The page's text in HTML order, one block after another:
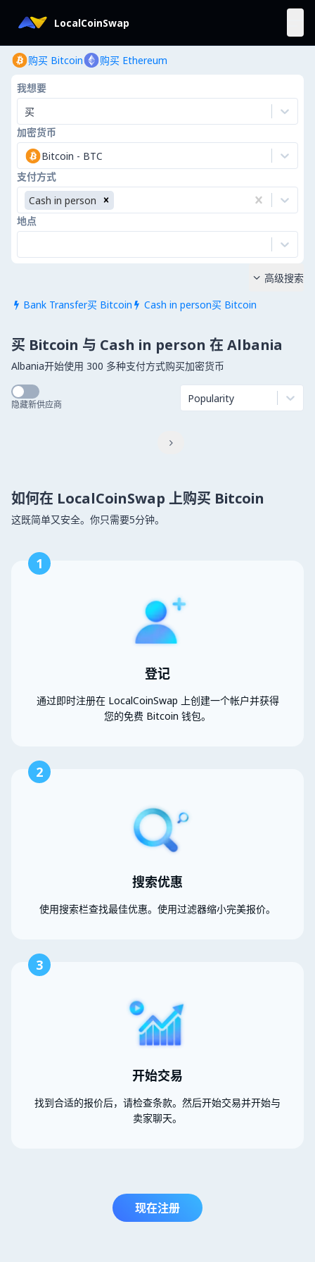
LocalCoinSwap
购买 Bitcoin 购买 Ethereum
我想要
买
加密货币
Bitcoin - BTC
支付方式
Cash in person
地点
 Bank Transfer买 Bitcoin  Cash in person买 Bitcoin
 高级搜索
买 Bitcoin 与 Cash in person 在 Albania
Albania开始使用 300 多种支付方式购买加密货币
隐藏新供应商 Popularity

如何在 LocalCoinSwap 上购买 Bitcoin
这既简单又安全。你只需要5分钟。
1
登记
通过即时注册在 LocalCoinSwap 上创建一个帐户并获得
您的免费 Bitcoin 钱包。
2
搜索优惠
使用搜索栏查找最佳优惠。使用过滤器缩小完美报价。
3
开始交易
找到合适的报价后，请检查条款。然后开始交易并开始与
卖家聊天。
现在注册